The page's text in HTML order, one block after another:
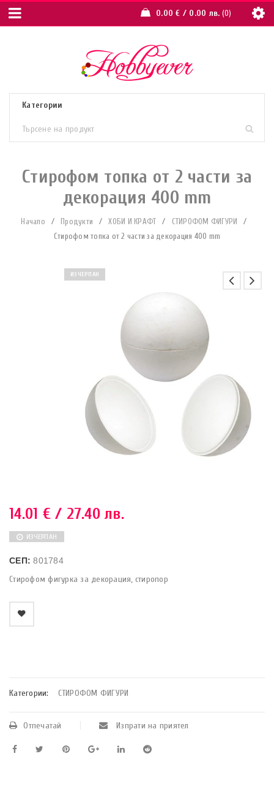
0.00€ / 0.00 лв. 0
Стирофом топка от 2 части за
декорация 400 mm
Начало / Продукти / ХОБИ И КРАФТ / СТИРОФОМ ФИГУРИ
/
Стирофом топка от 2 части за декорация 400 mm
ИЗЧЕРПАН
14.01 €/ 27.40 лв.
ИЗЧЕРПАН
СЕП:801784
Стирофом фигурка за декорация, стиропор
Категории: СТИРОФОМ ФИГУРИ
Отпечатай Изпрати на приятел